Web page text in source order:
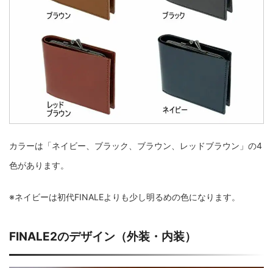
カラーは「ネイビー、ブラック、ブラウン、レッドブラウン」の4
色があります。
※ネイビーは初代FINALEよりも少し明るめの色になります。
FINALE2のデザイン（外装・内装）